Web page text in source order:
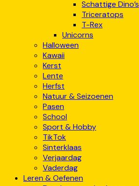
Schattige Dino’s
Triceratops
T-Rex
Unicorns
Halloween
Kawaii
Kerst
Lente
Herfst
Natuur & Seizoenen
Pasen
School
Sport & Hobby
TikTok
Sinterklaas
Verjaardag
Vaderdag
Leren & Oefenen